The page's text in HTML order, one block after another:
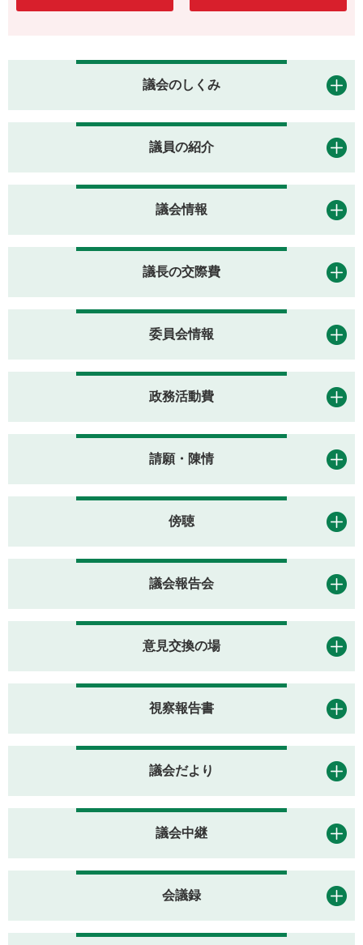
議会のしくみ
議員の紹介
議会情報
議長の交際費
委員会情報
政務活動費
請願・陳情
傍聴
議会報告会
意見交換の場
視察報告書
議会だより
議会中継
会議録